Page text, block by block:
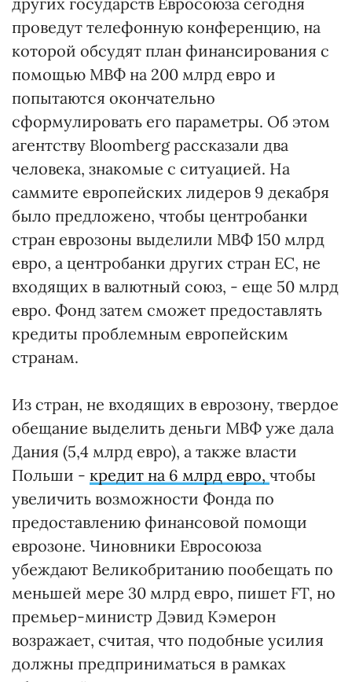
проведут телефонную конференцию, на
которой обсудят план финансирования с
помощью МВФ на 200 млрд евро и
попытаются окончательно
сформулировать его параметры. Об этом
агентству Bloomberg рассказали два
человека, знакомые с ситуацией. На
саммите европейских лидеров 9 декабря
было предложено, чтобы центробанки
стран еврозоны выделили МВФ 150 млрд
евро, а центробанки других стран ЕС, не
входящих в валютный союз, - еще 50 млрд
евро. Фонд затем сможет предоставлять
кредиты проблемным европейским
странам.
Из стран, не входящих в еврозону, твердое
обещание выделить деньги МВФ уже дала
Дания (5,4 млрд евро), а также власти
Польши - кредит на 6 млрд евро, чтобы
увеличить возможности Фонда по
предоставлению финансовой помощи
еврозоне. Чиновники Евроcоюза
убеждают Великобританию пообещать по
меньшей мере 30 млрд евро, пишет FT, но
премьер-министр Дэвид Кэмерон
возражает, считая, что подобные усилия
должны предприниматься в рамках